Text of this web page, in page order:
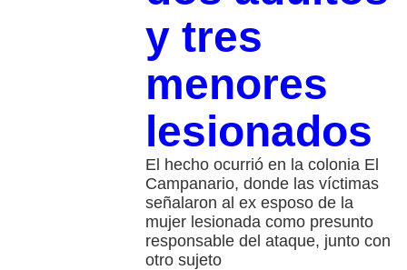
y tres
menores
lesionados
El hecho ocurrió en la colonia El
Campanario, donde las víctimas
señalaron al ex esposo de la
mujer lesionada como presunto
responsable del ataque, junto con
otro sujeto